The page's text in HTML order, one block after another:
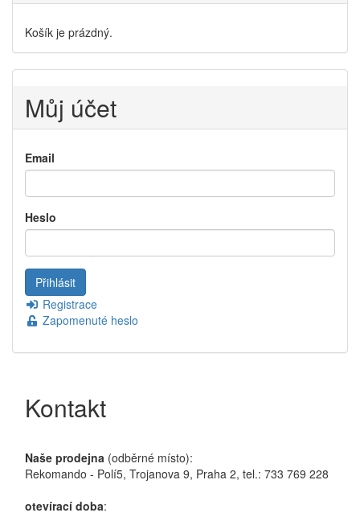
Košík je prázdný.
Můj účet
Email
Heslo
Registrace
Zapomenuté heslo
Kontakt
Naše prodejna (odběrné místo):
Rekomando - Polí5, Trojanova 9, Praha 2, tel.: 733 769 228
otevírací doba: